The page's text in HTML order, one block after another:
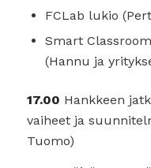
FCLab lukio
Smart
(Hannu ja
17.00 Hankkeen
vaiheet ja
Tuomo)